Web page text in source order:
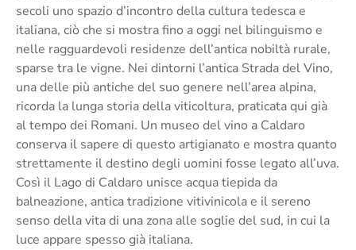
secoli uno spazio d’incontro della cultura tedesca e
italiana, ciò che si mostra fino a oggi nel bilinguismo e
nelle ragguardevoli residenze dell’antica nobiltà rurale,
sparse tra le vigne. Nei dintorni l’antica Strada del Vino,
una delle più antiche del suo genere nell’area alpina,
ricorda la lunga storia della viticoltura, praticata qui già
al tempo dei Romani. Un museo del vino a Caldaro
conserva il sapere di questo artigianato e mostra quanto
strettamente il destino degli uomini fosse legato all’uva.
Così il Lago di Caldaro unisce acqua tiepida da
balneazione, antica tradizione vitivinicola e il sereno
senso della vita di una zona alle soglie del sud, in cui la
luce appare spesso già italiana.